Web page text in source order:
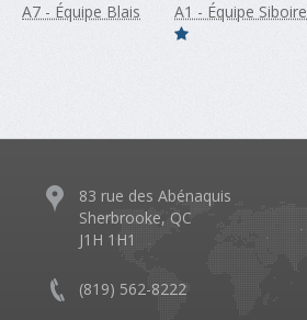
A7 - Équipe Blais A1 - Équipe Siboire
83 rue des Abénaquis
Sherbrooke, QC
J1H 1H1
(819) 562-8222